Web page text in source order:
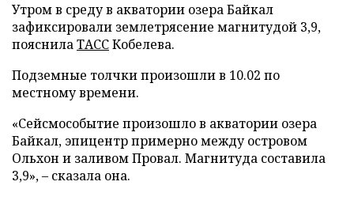
Утром в среду в акватории озера Байкал
зафиксировали землетрясение магнитудой 3,9,
пояснилаТАССКобелева.
Подземные толчки произошли в 10.02 по
местному времени.
«Сейсмособытие произошло в акватории озера
Байкал, эпицентр примерно между островом
Ольхон и заливом Провал. Магнитуда составила
3,9», – сказала она.